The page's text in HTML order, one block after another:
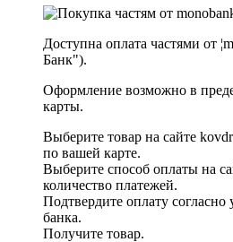
Доступна оплата частями от
Банк").
Оформление возможно в
карты.
Выберите товар на сайте
по вашей карте.
Выберите способ оплаты на
количество платежей.
Подтвердите оплату
банка.
Получите товар.